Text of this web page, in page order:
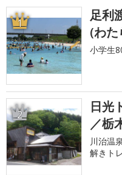
1
足利
(わ
小学生
2
日光
／栃
川治温
解きト